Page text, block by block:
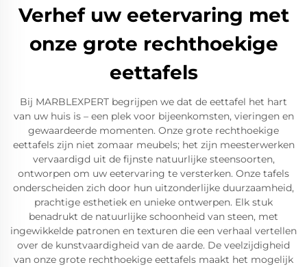
Verhef uw eetervaring met
onze grote rechthoekige
eettafels
Bij MARBLEXPERT begrijpen we dat de eettafel het hart
van uw huis is – een plek voor bijeenkomsten, vieringen en
gewaardeerde momenten. Onze grote rechthoekige
eettafels zijn niet zomaar meubels; het zijn meesterwerken
vervaardigd uit de fijnste natuurlijke steensoorten,
ontworpen om uw eetervaring te versterken. Onze tafels
onderscheiden zich door hun uitzonderlijke duurzaamheid,
prachtige esthetiek en unieke ontwerpen. Elk stuk
benadrukt de natuurlijke schoonheid van steen, met
ingewikkelde patronen en texturen die een verhaal vertellen
over de kunstvaardigheid van de aarde. De veelzijdigheid
van onze grote rechthoekige eettafels maakt het mogelijk